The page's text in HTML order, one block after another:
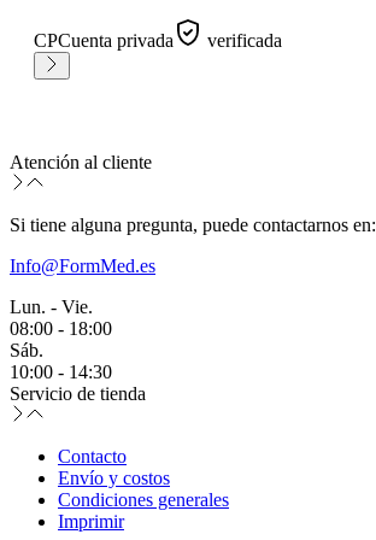
CPCuenta privada verificada
Atención al cliente
Si tiene alguna pregunta, puede contactarnos en:
Info@FormMed.es
Lun. - Vie.
08:00 - 18:00
Sáb.
10:00 - 14:30
Servicio de tienda
Contacto
Envío y costos
Condiciones generales
Imprimir